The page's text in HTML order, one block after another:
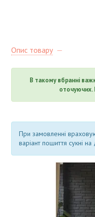
Опис товару
В такому вбранні
оточуючих.
При замовленні
варіант пошиття сукні на